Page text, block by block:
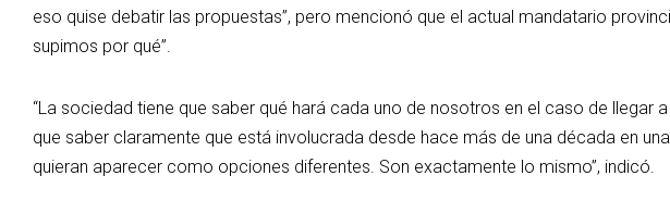
eso quise debatir las propuestas”, pero mencionó que el actual mandatario
supimos por qué”.
“La sociedad tiene que saber qué hará cada uno de nosotros en el caso de llegar
que saber claramente que está involucrada desde hace más de una década en
quieran aparecer como opciones diferentes. Son exactamente lo mismo”, indicó.